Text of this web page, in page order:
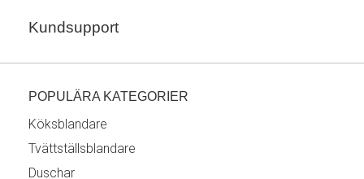
Kundsupport
POPULÄRA KATEGORIER
Köksblandare
Tvättställsblandare
Duschar